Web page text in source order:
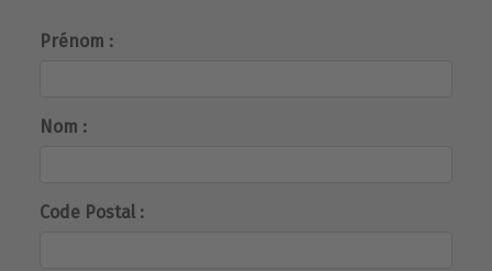
Prénom :
Nom :
Code Postal :